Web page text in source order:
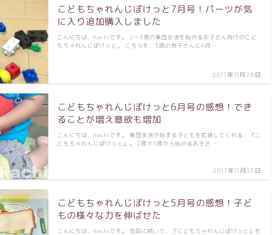
こどもちゃれんじぽけっと7月号！パーツが気
に入り追加購入しました
2017年11月28日
こんにちは、hachiです。 2～3歳の集団生活を始めるお子さん向けのこど
もちゃれんじぽけっと。 こちらを、3歳の息子さんに4月 …
こどもちゃれんじぽけっと6月号の感想！でき
ることが増え意欲も増加
2017年11月25日
こんにちは、hachiです。 集団生活が始まる子どもを応援してくれる、『こ
どもちゃれんじぽけっと』。 2歳や3歳から始めるお子さ …
こどもちゃれんじぽけっと5月号の感想！子ど
もの様々な力を伸ばせた
こんにちは、hachiです。 前回に続いて、『こどもちゃれんじぽけっと』を